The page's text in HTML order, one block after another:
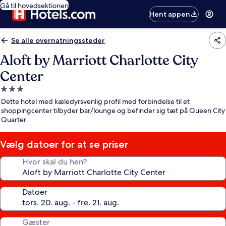
Gå til hovedsektionen
Hent appen
Se alle overnatningssteder
Aloft by Marriott Charlotte City
Center
3.0-
stjernet
overnatningssted
Dette hotel med kæledyrsvenlig profil med forbindelse til et
shoppingcenter tilbyder bar/lounge og befinder sig tæt på Queen City
Quarter
Vælg datoer for at se priser
Hvor skal du hen?
Datoer
Gæster